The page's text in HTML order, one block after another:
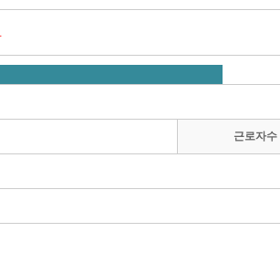
근로자수